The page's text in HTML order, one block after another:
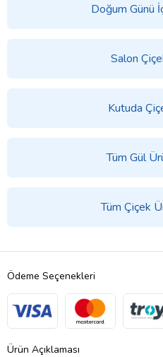
Doğum Günü
Salon
Kutuda
Tüm Gül
Tüm Çiçek
Ödeme Seçenekleri
Ürün Açıklaması